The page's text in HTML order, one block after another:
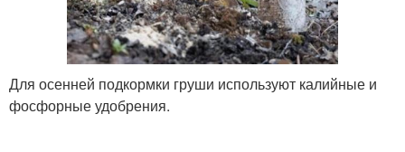
Для осенней подкормки груши используют калийные и
фосфорные удобрения.